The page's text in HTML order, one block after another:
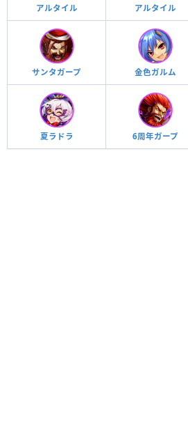
アルタイル アルタイル
サンタガープ 金色ガルム
夏ラドラ 6周年ガープ